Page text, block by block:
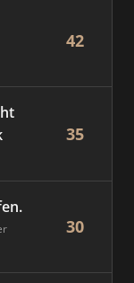
42
35
30